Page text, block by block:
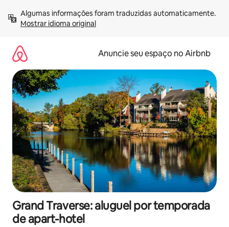
para
Mostrar idioma original
Anuncie seu espaço no Airbnb
Grand Traverse: aluguel por temporada
de apart-hotel